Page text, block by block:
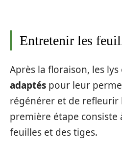
Entretenir les
Après la floraison, les
adaptés pour leur
régénérer et de refleurir
première étape consiste
feuilles et des tiges.